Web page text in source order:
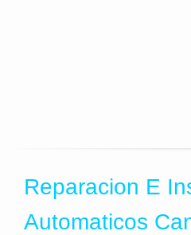
Reparacion E
Automaticos